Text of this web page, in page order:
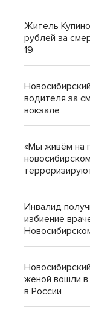
Житель
рублей за
19
водителя за
вокзале
«Мы живём на
Инвалид
избиение
женой вошли
в России